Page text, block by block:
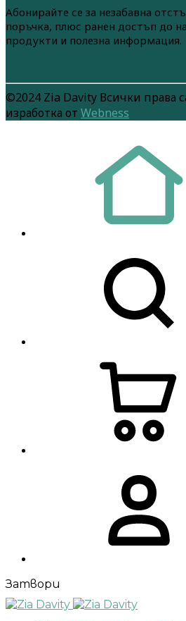
Абонирайте се за незабавна
поръчка, плюс ранен достъп до
продукти и полезна информация.
©2024 Zia Davity Всички права
изработка от Webness
Затвори